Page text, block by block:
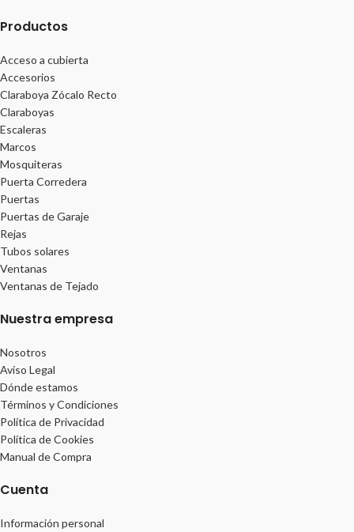
Productos
Acceso a cubierta
Accesorios
Claraboya Zócalo Recto
Claraboyas
Escaleras
Marcos
Mosquiteras
Puerta Corredera
Puertas
Puertas de Garaje
Rejas
Tubos solares
Ventanas
Ventanas de Tejado
Nuestra empresa
Nosotros
Aviso Legal
Dónde estamos
Términos y Condiciones
Política de Privacidad
Política de Cookies
Manual de Compra
Cuenta
Información personal